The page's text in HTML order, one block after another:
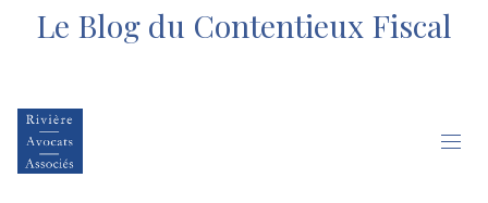
Le Blog du Contentieux Fiscal